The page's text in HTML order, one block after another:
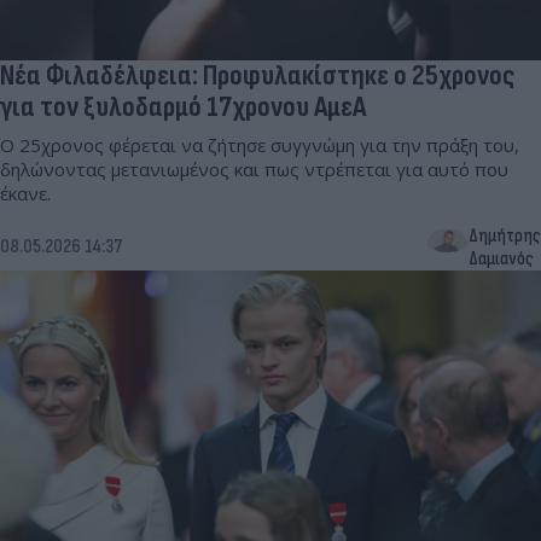
Νέα Φιλαδέλφεια: Προφυλακίστηκε ο 25χρονος
για τον ξυλοδαρμό 17χρονου ΑμεΑ
Ο 25χρονος φέρεται να ζήτησε συγγνώμη για την πράξη του,
δηλώνοντας μετανιωμένος και πως ντρέπεται για αυτό που
έκανε.
08.05.2026 14:37
Δημήτρης
Δαμιανός